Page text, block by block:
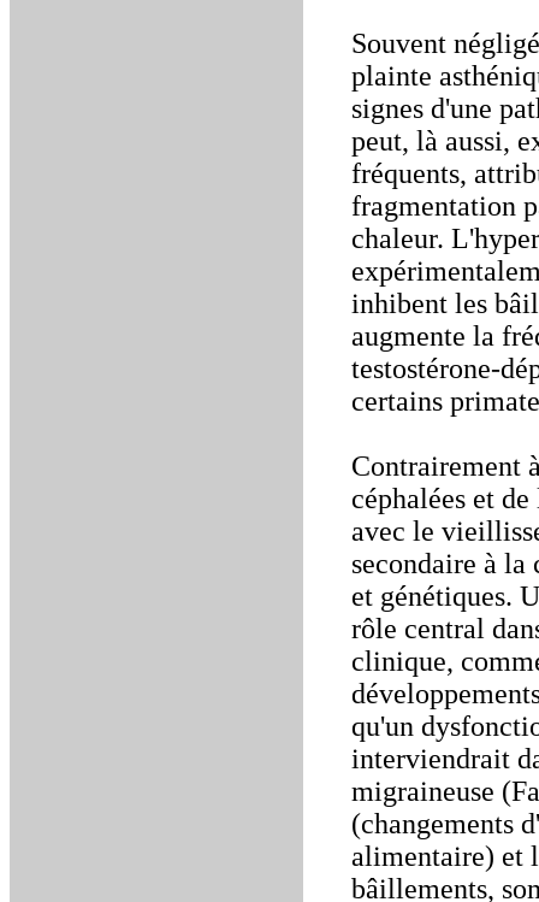
Souvent
plainte
signes d'une
peut, là aussi,
fréquents,
fragmentation
chaleur.
inhibent les
augmente la
testostérone-
certains
Contrairement
céphalées et
avec le
secondaire à
et génétiques.
rôle central
clinique,
qu'un
interviendrait
migraineuse
(changements
alimentaire) et
bâillements,